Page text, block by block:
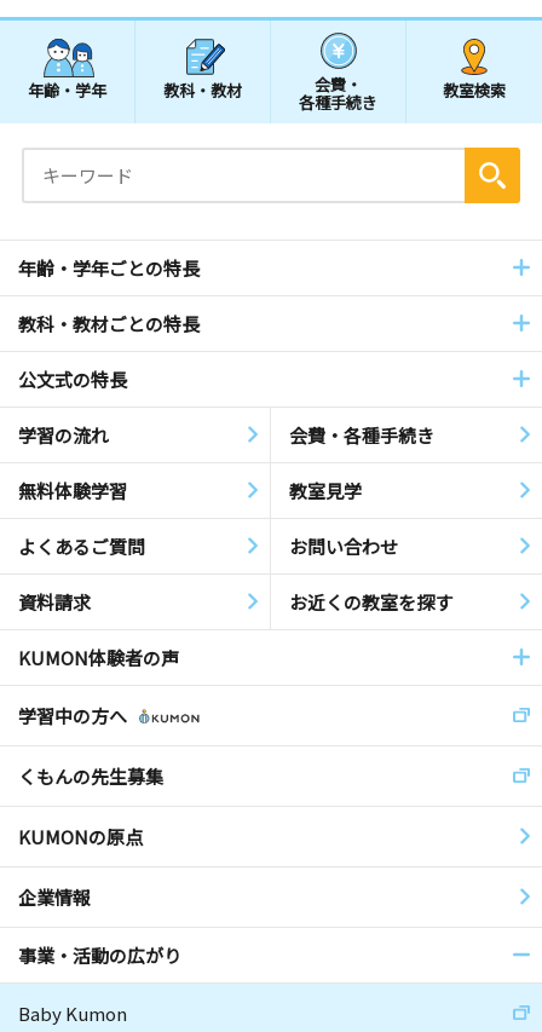
年齢・学年 教科・教材 会費・
各種手続き
教室検索
年齢・学年ごとの特長
教科・教材ごとの特長
公文式の特長
学習の流れ 会費・各種手続き
無料体験学習 教室見学
よくあるご質問 お問い合わせ
資料請求 お近くの教室を探す
KUMON体験者の声
学習中の方へ
くもんの先生募集
KUMONの原点
企業情報
事業・活動の広がり
Baby Kumon